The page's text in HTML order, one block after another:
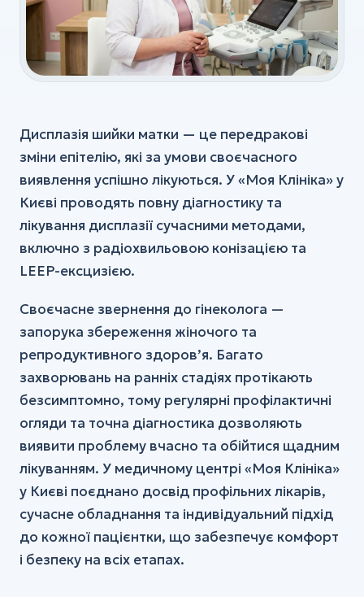
Дисплазія шийки матки — це передракові
зміни епітелію, які за умови своєчасного
виявлення успішно лікуються. У «Моя Клініка» у
Києві проводять повну діагностику та
лікування дисплазії сучасними методами,
включно з радіохвильовою конізацією та
LEEP-ексцизією.
Своєчасне звернення до гінеколога —
запорука збереження жіночого та
репродуктивного здоров’я. Багато
захворювань на ранніх стадіях протікають
безсимптомно, тому регулярні профілактичні
огляди та точна діагностика дозволяють
виявити проблему вчасно та обійтися щадним
лікуванням. У медичному центрі «Моя Клініка»
у Києві поєднано досвід профільних лікарів,
сучасне обладнання та індивідуальний підхід
до кожної пацієнтки, що забезпечує комфорт
і безпеку на всіх етапах.